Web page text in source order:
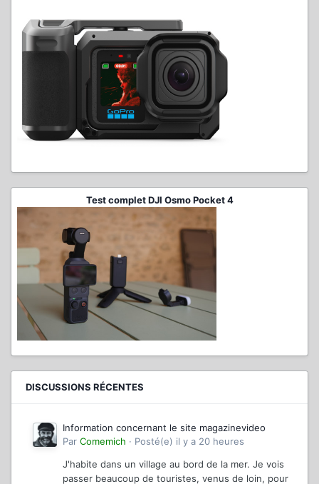
Test complet DJI Osmo Pocket 4
DISCUSSIONS RÉCENTES
Information concernant le site magazinevideo
Par Comemich · Posté(e) il y a 20 heures
J'habite dans un village au bord de la mer. Je vois
passer beaucoup de touristes, venus de loin, pour